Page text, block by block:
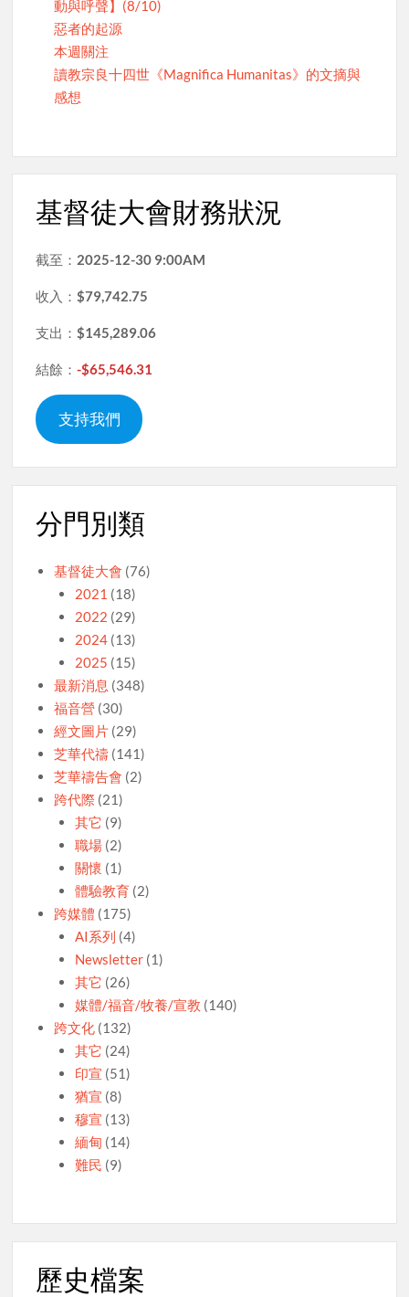
動與呼聲】(8/10)
惡者的起源
本週關注
讀教宗良十四世《Magnifica Humanitas》的文摘與
感想
基督徒大會財務狀況
截至： 2025-12-30 9:00AM
收入：$79,742.75
支出：$145,289.06
結餘：-$65,546.31
支持我們
分門別類
基督徒大會 (76)
2021 (18)
2022 (29)
2024(13)
2025 (15)
最新消息 (348)
福音營 (30)
經文圖片 (29)
芝華代禱 (141)
芝華禱告會 (2)
跨代際 (21)
其它 (9)
職場(2)
關懷 (1)
體驗教育(2)
跨媒體 (175)
AI系列 (4)
Newsletter(1)
其它 (26)
媒體/福音/牧養/宣教 (140)
跨文化 (132)
其它 (24)
印宣 (51)
猶宣 (8)
穆宣 (13)
緬甸 (14)
難民 (9)
歷史檔案